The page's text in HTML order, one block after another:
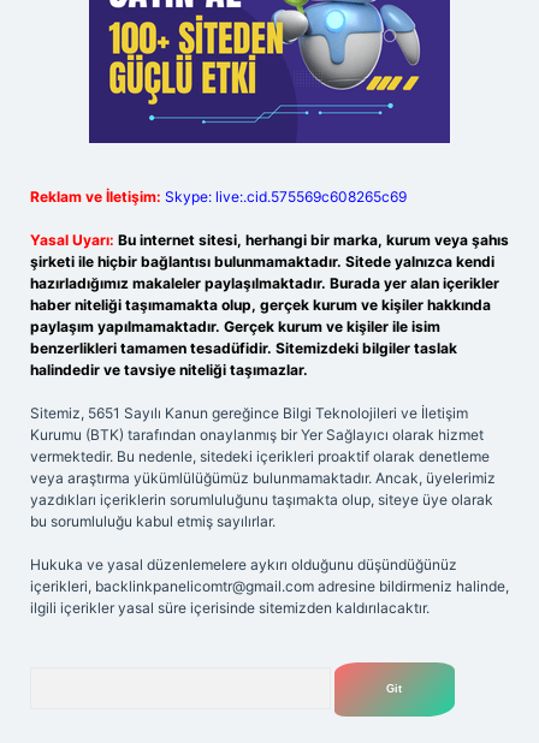
Reklam ve İletişim: Skype: live:.cid.575569c608265c69
Yasal Uyarı: Bu internet sitesi, herhangi bir marka, kurum veya şahıs
şirketi ile hiçbir bağlantısı bulunmamaktadır. Sitede yalnızca kendi
hazırladığımız makaleler paylaşılmaktadır. Burada yer alan içerikler
haber niteliği taşımamakta olup, gerçek kurum ve kişiler hakkında
paylaşım yapılmamaktadır. Gerçek kurum ve kişiler ile isim
benzerlikleri tamamen tesadüfidir. Sitemizdeki bilgiler taslak
halindedir ve tavsiye niteliği taşımazlar.
Sitemiz, 5651 Sayılı Kanun gereğince Bilgi Teknolojileri ve İletişim
Kurumu (BTK) tarafından onaylanmış bir Yer Sağlayıcı olarak hizmet
vermektedir. Bu nedenle, sitedeki içerikleri proaktif olarak denetleme
veya araştırma yükümlülüğümüz bulunmamaktadır. Ancak, üyelerimiz
yazdıkları içeriklerin sorumluluğunu taşımakta olup, siteye üye olarak
bu sorumluluğu kabul etmiş sayılırlar.
Hukuka ve yasal düzenlemelere aykırı olduğunu düşündüğünüz
içerikleri, backlinkpanelicomtr@gmail.com adresine bildirmeniz halinde,
ilgili içerikler yasal süre içerisinde sitemizden kaldırılacaktır.